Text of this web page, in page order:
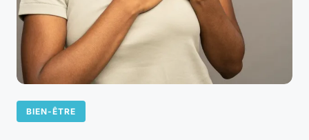
BIEN-ÊTRE